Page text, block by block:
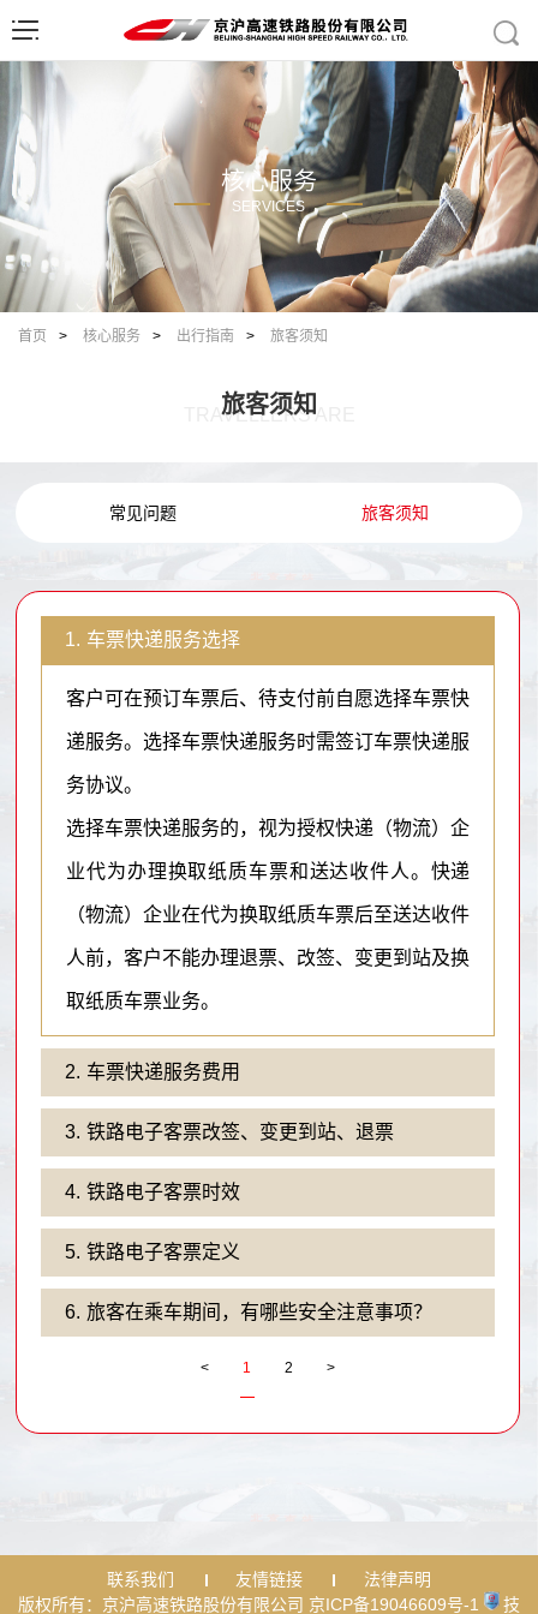
核心服务
SERVICES
首页 > 核心服务 > 出行指南 > 旅客须知
TRAVELLERS ARE
旅客须知
常见问题 旅客须知
1. 车票快递服务选择
客户可在预订车票后、待支付前自愿选择车票快
递服务。选择车票快递服务时需签订车票快递服
务协议。
选择车票快递服务的，视为授权快递（物流）企
业代为办理换取纸质车票和送达收件人。快递
（物流）企业在代为换取纸质车票后至送达收件
人前，客户不能办理退票、改签、变更到站及换
取纸质车票业务。
2. 车票快递服务费用
3. 铁路电子客票改签、变更到站、退票
4. 铁路电子客票时效
5. 铁路电子客票定义
6. 旅客在乘车期间，有哪些安全注意事项？
< 1 2 >
联系我们 友情链接
法律声明
版权所有：京沪高速铁路股份有限公司 京ICP备19046609号-1
技